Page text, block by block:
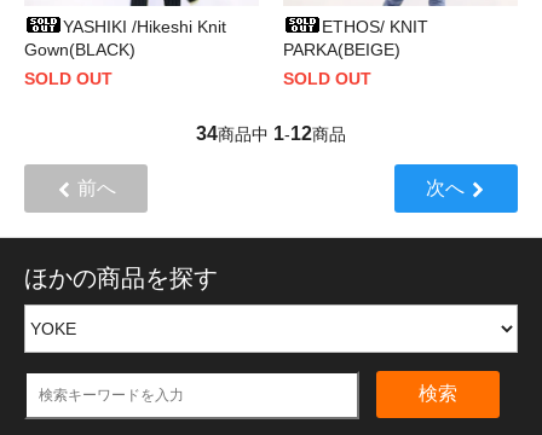
YASHIKI /Hikeshi Knit
Gown(BLACK)
SOLD OUT
ETHOS/ KNIT
PARKA(BEIGE)
SOLD OUT
34商品中 1-12商品
前へ 次へ
ほかの商品を探す
検索